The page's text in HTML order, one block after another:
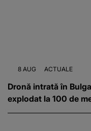
8 AUG ACTUALE
Dronă intrată în
explodat la 100 de